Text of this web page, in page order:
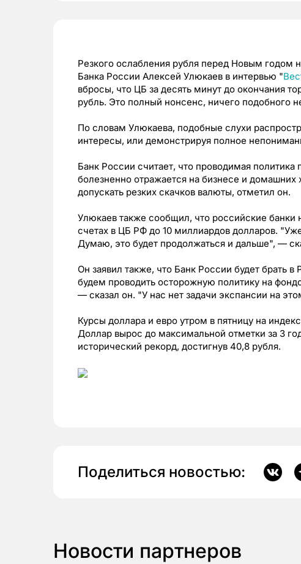
Резкого ослабления рубля перед Новым годом
Банка России Алексей Улюкаев в интервью "
вбросы, что ЦБ за десять минут до окончания
рубль. Это полный нонсенс, ничего подобного
По словам Улюкаева, подобные слухи
интересы, или демонстрируя полное
Банк России считает, что проводимая
болезненно отражается на бизнесе и
допускать резких скачков валюты, отметил он.
Улюкаев также сообщил, что российские
счетах в ЦБ РФ до 10 миллиардов долларов.
Думаю, это будет продолжаться и дальше", —
Он заявил также, что Банк России будет
будем проводить осторожную политику на
— сказал он. "У нас нет задачи экспансии на
Курсы доллара и евро утром в пятницу на
Доллар вырос до максимальной отметки за 3
исторический рекорд, достигнув 40,8 рубля.
Поделиться новостью:
Новости партнеров